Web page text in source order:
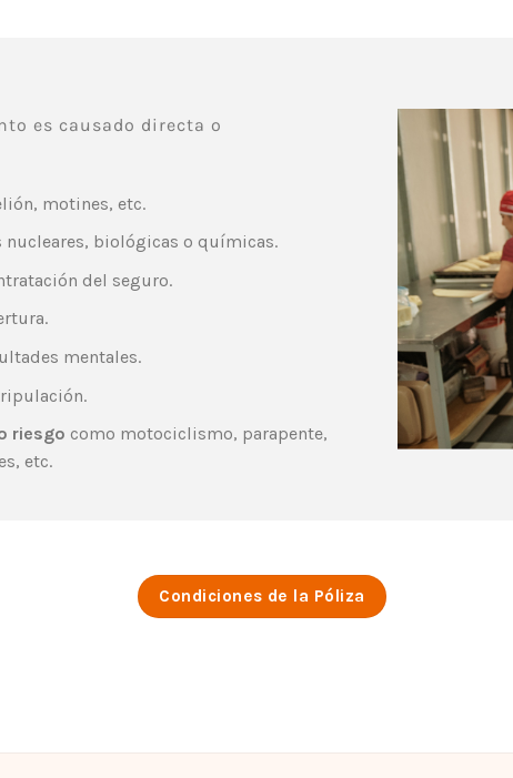
es causado directa o
motines, etc.
biológicas o químicas.
del seguro.
mentales.
riesgo como motociclismo, parapente,
etc.
Condiciones de la Póliza